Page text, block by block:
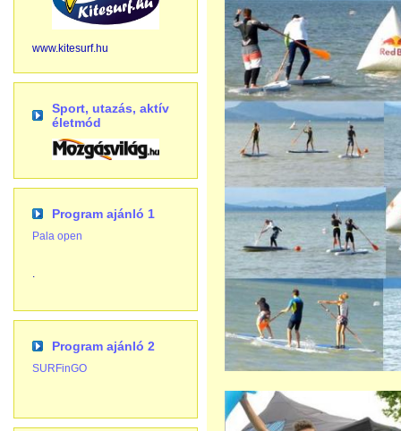
www.kitesurf.hu
Sport, utazás, aktív
életmód
Program ajánló 1
Pala open
.
Program ajánló 2
SURFinGO